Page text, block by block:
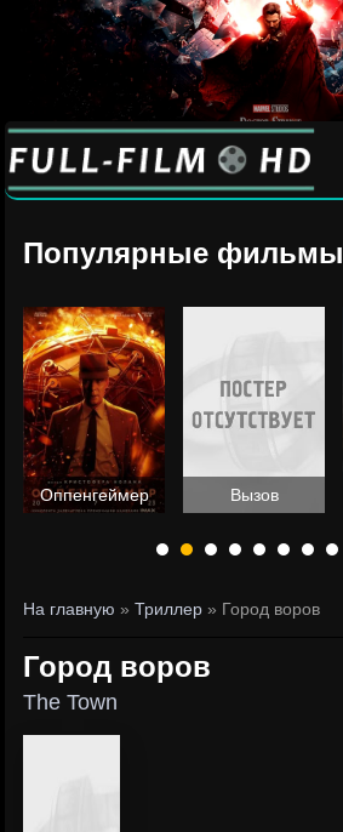
Популярные фильмы
Оппенгеймер Вызов
На главную »Триллер » Город воров
Город воров
The Town